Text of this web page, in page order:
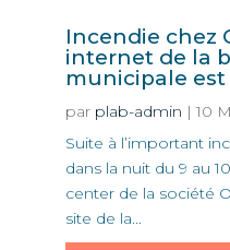
Incendie chez
internet de la
municipale
par plab-admin |10
Suite à l’important
dans la nuit du 9 au
center de la société
site de la...